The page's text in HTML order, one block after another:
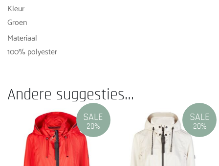
Kleur
Groen
Materiaal
100% polyester
Andere suggesties…
SALE
20%
SALE
20%